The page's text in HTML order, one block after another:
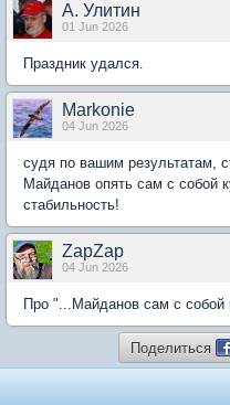
А. Улитин
01 Jun 2026
Праздник удался.
Markonie
04 Jun 2026
судя по вашим результатам,
Майданов опять сам с собой
стабильность!
ZapZap
04 Jun 2026
Про "...Майданов сам с собой
Поделиться